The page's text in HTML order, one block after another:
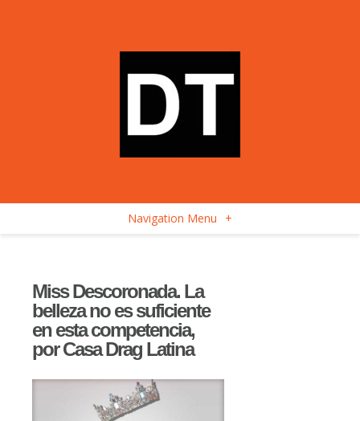
Navigation Menu +
Miss Descoronada. La
belleza no es suficiente
en esta competencia,
por Casa Drag Latina